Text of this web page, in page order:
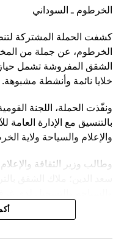
لا تفوت
الصادرات السودانية..
الخرطوم ـ السوداني
كشفت الحملة المشتركة
الخرطوم، عن جملة من
الشقق المفروشة تشمل
خلايا نائمة وأنشطة مشبوهة.
ونفّذت الحملة، اللجنة
بالتنسيق مع الإدارة العامة
والإعلام والسياحة ولاية
وطالب وزير الثقافة
المفروشة لتفادي الوقوع في